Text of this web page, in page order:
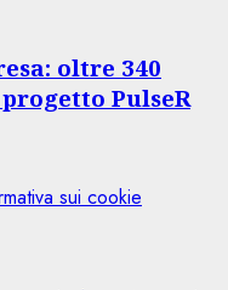
oltre 340
PulseR
sui cookie